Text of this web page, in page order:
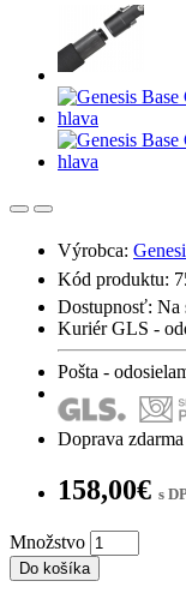
Výrobca:
Kód produktu:
Dostupnosť: Na
Kuriér GLS -
Pošta -
Doprava zdarma
158,00€ s
Množstvo
Do košíka